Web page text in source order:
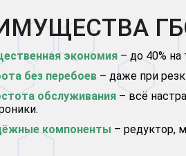
экономия – до 40%
без перебоев – даже при
обслуживания – всё
компоненты – редуктор,